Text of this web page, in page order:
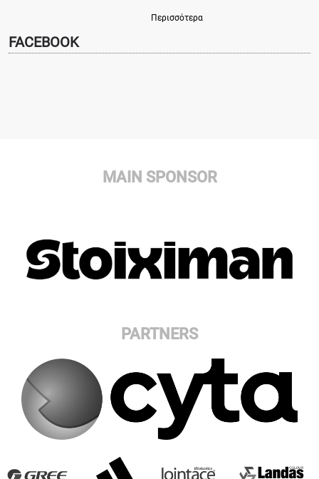
Περισσότερα
FACEBOOK
MAIN SPONSOR
PARTNERS